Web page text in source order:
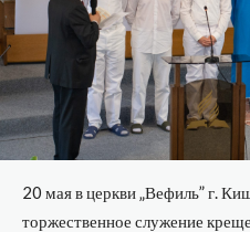
20 мая в церкви „Вефиль” г.
торжественное служение